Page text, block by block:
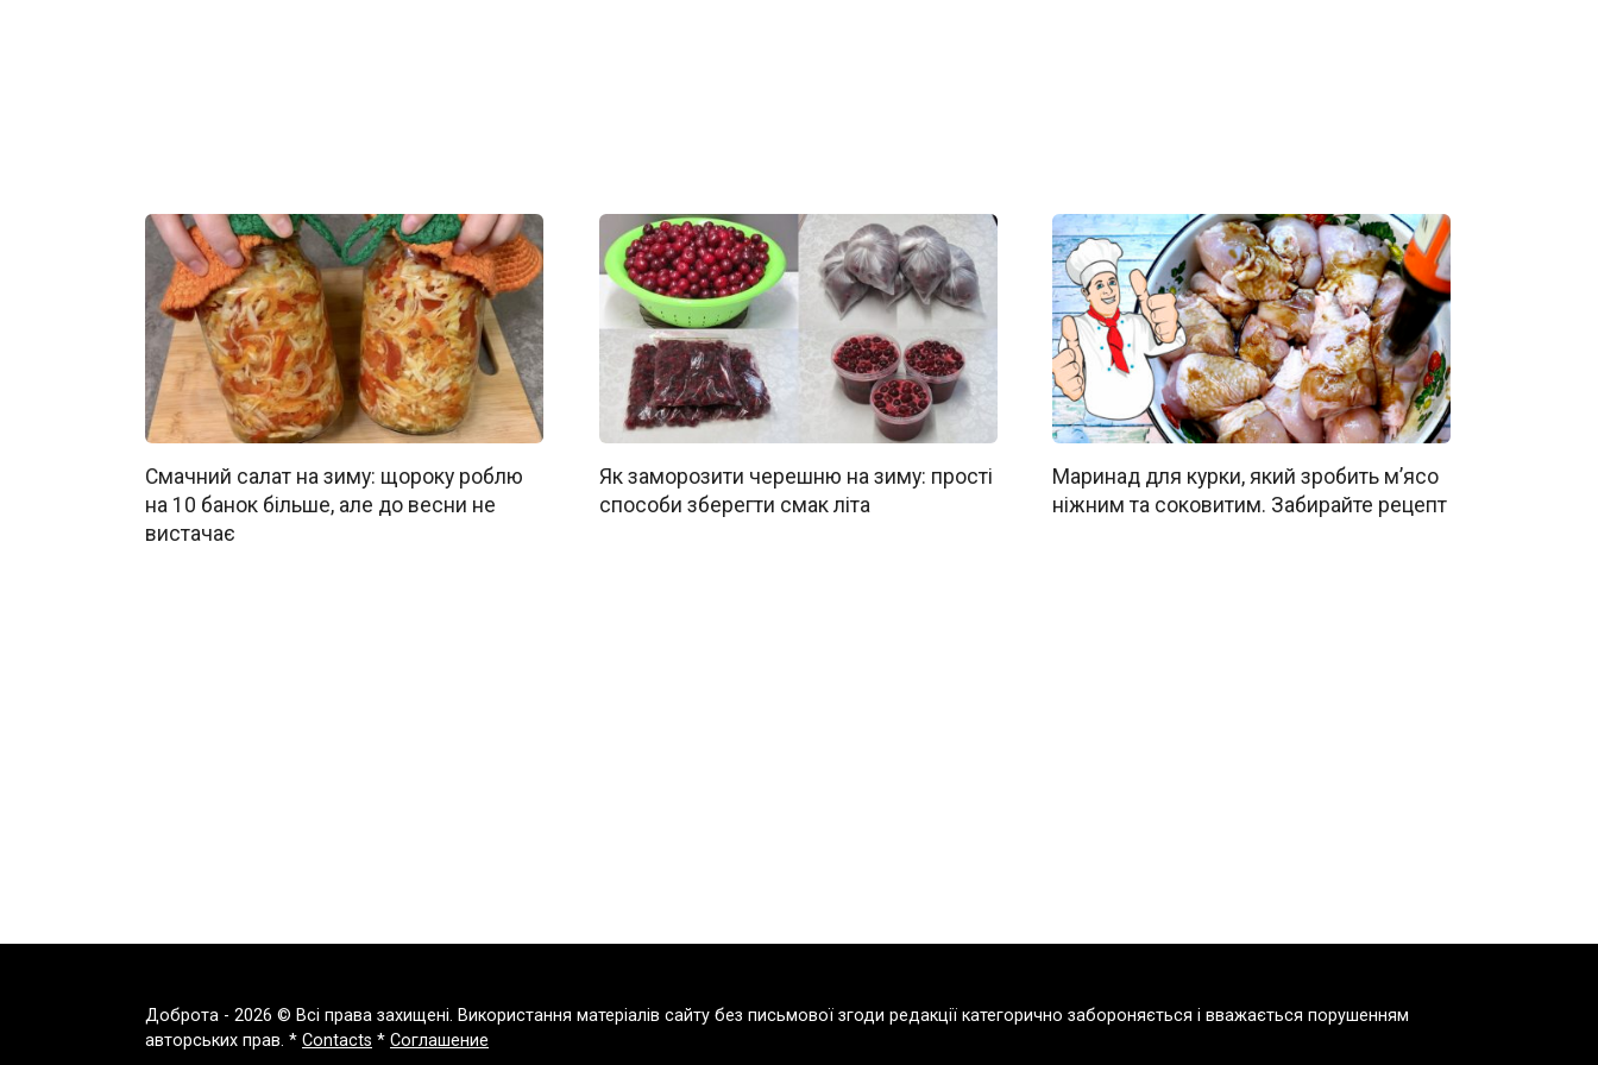
Смачний салат на зиму: щороку роблю
на 10 банок більше, але до весни не
вистачає
Як заморозити черешню на зиму: прості
способи зберегти смак літа
Маринад для курки, який зробить м’ясо
ніжним та соковитим. Забирайте рецепт
Доброта - 2026 © Всі права захищені. Використання матеріалів сайту без письмової згоди редакції категорично забороняється і вважається порушенням
авторських прав. * Contacts * Соглашение